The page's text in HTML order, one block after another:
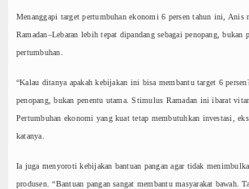
Menanggapi target pertumbuhan ekonomi 6 persen tahun ini, Anis
Ramadan–Lebaran lebih tepat dipandang sebagai penopang, bukan
pertumbuhan.
“Kalau ditanya apakah kebijakan ini bisa membantu target 6
penopang, bukan penentu utama. Stimulus Ramadan ini ibarat
Pertumbuhan ekonomi yang kuat tetap membutuhkan investasi,
katanya.
Ia juga menyoroti kebijakan bantuan pangan agar tidak
produsen. “Bantuan pangan sangat membantu masyarakat bawah.